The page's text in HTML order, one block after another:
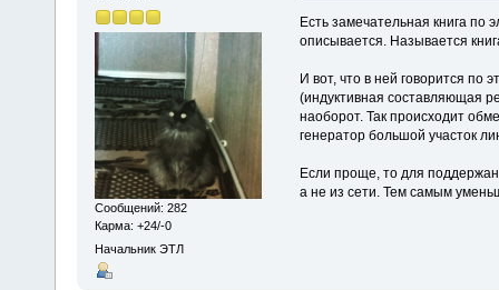
Сообщений: 282
Карма: +24/-0
Начальник ЭТЛ
Есть замечательная книга по
описывается. Называется
И вот, что в ней говорится по
(индуктивная составляющая
наоборот. Так происходит
генератор большой участок
Если проще, то для
а не из сети. Тем самым